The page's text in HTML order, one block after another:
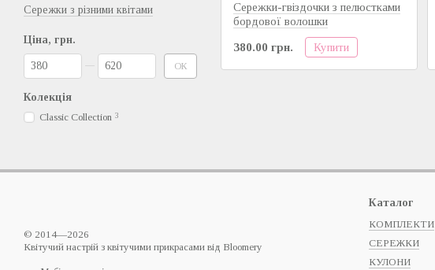
Сережки-гвіздочки з пелюстками
бордової волошки
380.00 грн. Купити
Сережки з різними квітами
Ціна, грн.
Від Ціна, грн.
До Ціна, грн.
ОК
Колекція
Classic Collection 3
© 2014—2026
Квітучий настрій з квітучими прикрасами від Bloomery
Каталог
КОМПЛЕКТИ
СЕРЕЖКИ
КУЛОНИ